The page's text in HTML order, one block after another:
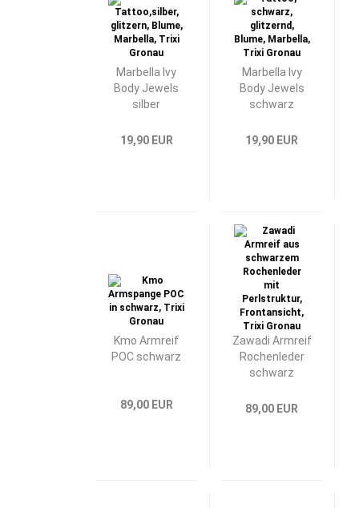
Marbella Ivy
Body Jewels
silber
19,90 EUR
Marbella Ivy
Body Jewels
schwarz
19,90 EUR
Kmo Armreif
POC schwarz
89,00 EUR
Zawadi Armreif
Rochenleder
schwarz
89,00 EUR